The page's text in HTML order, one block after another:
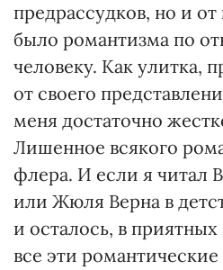
предрассудков, но и
было романтизма по
человеку. Как улитка,
от своего
меня достаточно
Лишенное всякого
флера. И если я читал
или Жюля Верна в
и осталось, в
все эти